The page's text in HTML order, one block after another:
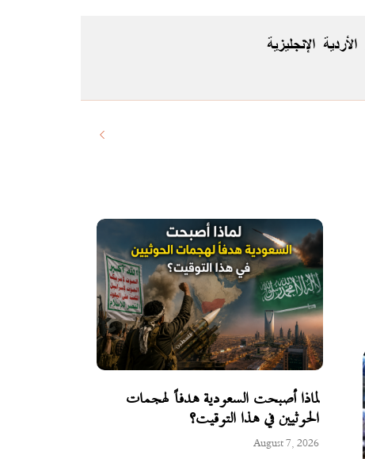
الإنجليزية الأردية
لماذا أصبحت السعودية هدفاً لهجمات
الحوثيين في هذا التوقيت؟
August 7, 2026